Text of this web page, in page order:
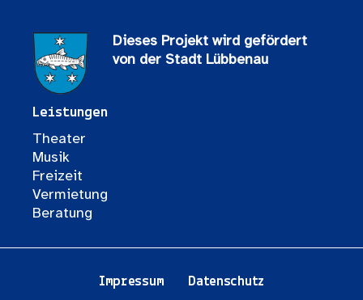
Dieses Projekt wird gefördert
von der Stadt Lübbenau
Leistungen
Theater
Musik
Freizeit
Vermietung
Beratung
Impressum Datenschutz